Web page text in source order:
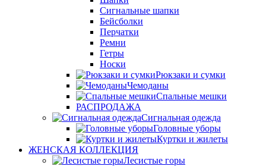
Сигнальные шапки
Бейсболки
Перчатки
Ремни
Гетры
Носки
Рюкзаки и сумки
Чемоданы
Спальные мешки
РАСПРОДАЖА
Сигнальная одежда
Головные уборы
Куртки и жилеты
ЖЕНСКАЯ КОЛЛЕКЦИЯ
Лесистые горы